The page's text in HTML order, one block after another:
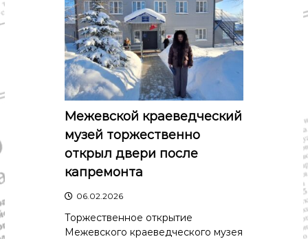
Межевской краеведческий
музей торжественно
открыл двери после
капремонта
06.02.2026
Торжественное открытие
Межевского краеведческого музея